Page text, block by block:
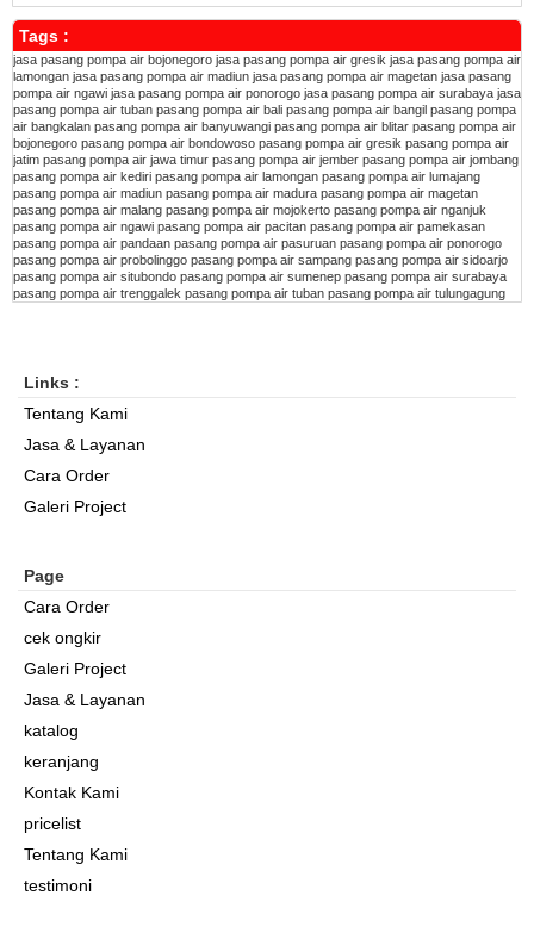
Tags :
jasa pasang pompa air bojonegoro jasa pasang pompa air gresik jasa pasang pompa air
lamongan jasa pasang pompa air madiun jasa pasang pompa air magetan jasa pasang
pompa air ngawi jasa pasang pompa air ponorogo jasa pasang pompa air surabaya jasa
pasang pompa air tuban pasang pompa air bali pasang pompa air bangil pasang pompa
air bangkalan pasang pompa air banyuwangi pasang pompa air blitar pasang pompa air
bojonegoro pasang pompa air bondowoso pasang pompa air gresik pasang pompa air
jatim pasang pompa air jawa timur pasang pompa air jember pasang pompa air jombang
pasang pompa air kediri pasang pompa air lamongan pasang pompa air lumajang
pasang pompa air madiun pasang pompa air madura pasang pompa air magetan
pasang pompa air malang pasang pompa air mojokerto pasang pompa air nganjuk
pasang pompa air ngawi pasang pompa air pacitan pasang pompa air pamekasan
pasang pompa air pandaan pasang pompa air pasuruan pasang pompa air ponorogo
pasang pompa air probolinggo pasang pompa air sampang pasang pompa air sidoarjo
pasang pompa air situbondo pasang pompa air sumenep pasang pompa air surabaya
pasang pompa air trenggalek pasang pompa air tuban pasang pompa air tulungagung
Links :
Tentang Kami
Jasa & Layanan
Cara Order
Galeri Project
Page
Cara Order
cek ongkir
Galeri Project
Jasa & Layanan
katalog
keranjang
Kontak Kami
pricelist
Tentang Kami
testimoni